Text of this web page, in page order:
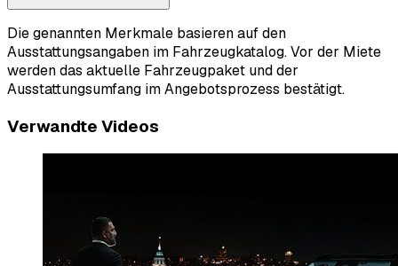
Die genannten Merkmale basieren auf den
Ausstattungsangaben im Fahrzeugkatalog. Vor der Miete
werden das aktuelle Fahrzeugpaket und der
Ausstattungsumfang im Angebotsprozess bestätigt.
Verwandte Videos